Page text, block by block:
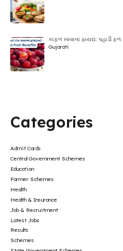
કાફળ ખાવાના ફાયદા: પહાડી
Gujarati
Categories
Admit Cards
Central Government Schemes
Education
Farmer Schemes
Health
Health & Insurance
Job & Recruitment
Latest Jobs
Results
Schemes